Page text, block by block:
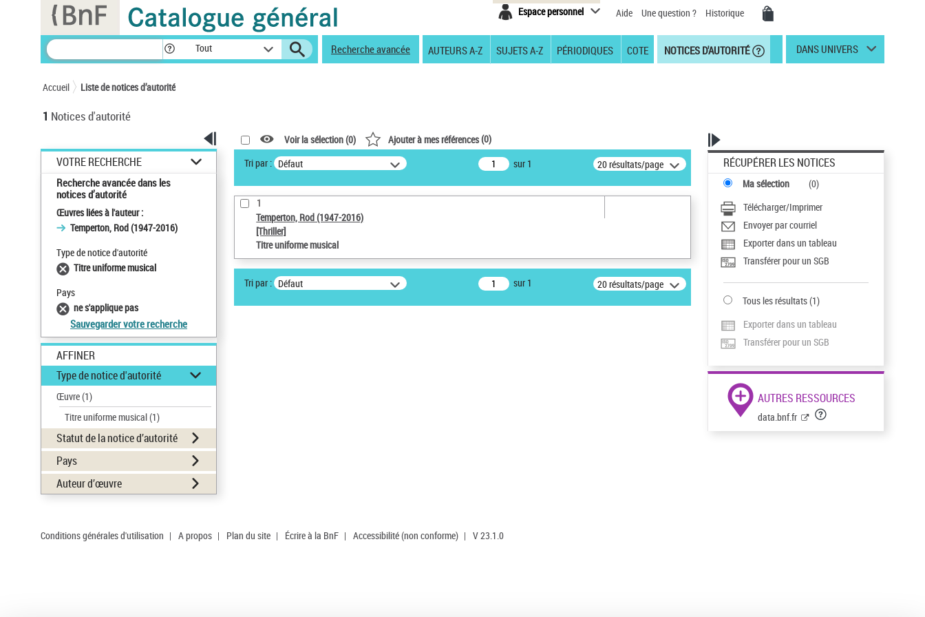
Espace personnel Aide Une question ? Historique
Tout Recherche avancée AUTEURS A-Z SUJETS A-Z PÉRIODIQUES COTE NOTICES D'AUTORITÉ DANS UNIVERS
Accueil Liste de notices d’autorité
1 Notices d'autorité
VOTRE RECHERCHE
Recherche avancée dans les
notices d’autorité
Œuvres liées à l'auteur :
Temperton, Rod (1947-2016)
Type de notice d'autorité
Titre uniforme musical
Pays
ne s'applique pas
Sauvegarder votre recherche
AFFINER
Type de notice d'autorité
Œuvre(1)
Titre uniforme musical(1)
Statut de la notice d’autorité
Pays
Auteur d’œuvre
Voir la sélection (0) Ajouter à mes références(0)
Tri par : Défaut sur 1 20 résultats/page
1
Temperton, Rod (1947-2016)
[Thriller]
Titre uniforme musical
Tri par : Défaut sur 1 20 résultats/page
RÉCUPÉRER LES NOTICES
Ma sélection (0)
Télécharger/Imprimer
Envoyer par courriel
Exporter dans un tableau
Transférer pour un SGB
Tous les résultats(1)
Exporter dans un tableau
Transférer pour un SGB
AUTRES RESSOURCES
data.bnf.fr
Conditions générales d'utilisation | A propos | Plan du site | Écrire à la BnF | Accessibilité (non conforme) | V 23.1.0
Panneau de gestion des cookies